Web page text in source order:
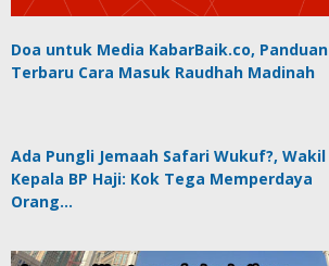
Doa untuk Media KabarBaik.co, Panduan
Terbaru Cara Masuk Raudhah Madinah
Ada Pungli Jemaah Safari Wukuf?, Wakil
Kepala BP Haji: Kok Tega Memperdaya
Orang…